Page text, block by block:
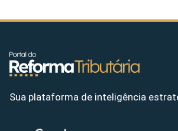
Sua plataforma de inteligência